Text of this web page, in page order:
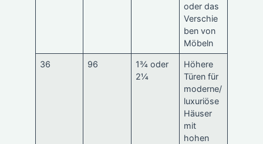
oder das
Verschie
ben von
Möbeln
36 96
1¾ oder
2¼
Höhere
Türen für
moderne/
luxuriöse
Häuser
mit
hohen